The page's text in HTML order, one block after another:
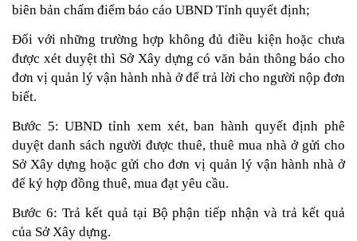
biên bản chấm điểm báo cáo UBND Tỉnh quyết định;
Đối với những trường hợp không đủ điều kiện hoặc chưa
được xét duyệt thì Sở Xây dựng có văn bản thông báo cho
đơn vị quản lý vận hành nhà ở để trả lời cho người nộp đơn
biết.
Bước 5: UBND tỉnh xem xét, ban hành quyết định phê
duyệt danh sách người được thuê, thuê mua nhà ở gửi cho
Sở Xây dựng hoặc gửi cho đơn vị quản lý vận hành nhà ở
để ký hợp đồng thuê, mua đạt yêu cầu.
Bước 6: Trả kết quả tại Bộ phận tiếp nhận và trả kết quả
của Sở Xây dựng.